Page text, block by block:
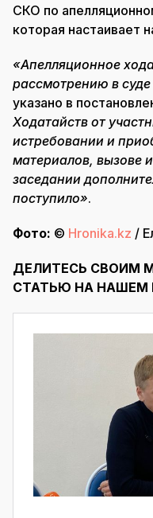
СКО по
которая настаивает
«Апелляционное
рассмотрению в
указано в
Ходатайств от
истребовании и
материалов, вызове
заседании
поступило».
Фото: © Hronika.kz /
ДЕЛИТЕСЬ СВОИМ
СТАТЬЮ НА НАШЕМ